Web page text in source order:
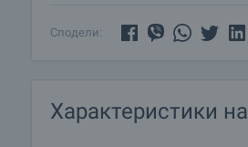
и приятна атмосфера във
фотоволтаична система 6 kW +
Сподели:
Характеристики